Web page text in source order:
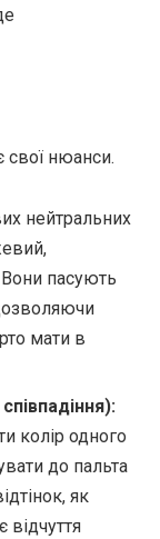
свої нюанси.
нейтральних
пасують
мати в
колір одного
до пальта
як
відчуття